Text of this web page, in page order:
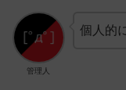
管理人
個人的